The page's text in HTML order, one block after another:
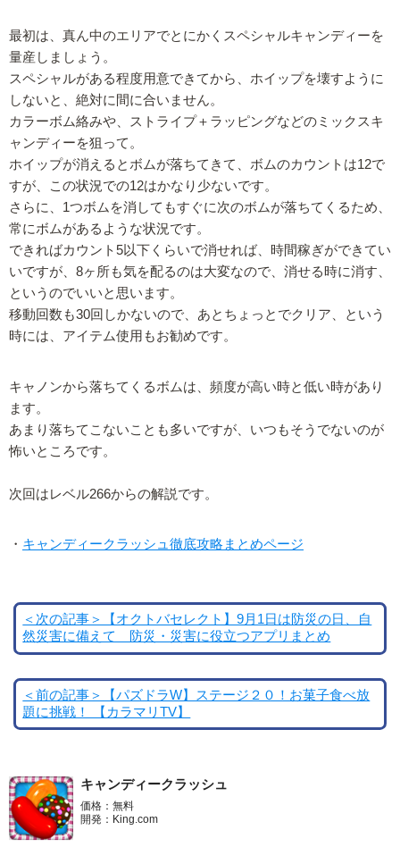
最初は、真ん中のエリアでとにかくスペシャルキャンディーを
量産しましょう。
スペシャルがある程度用意できてから、ホイップを壊すように
しないと、絶対に間に合いません。
カラーボム絡みや、ストライプ＋ラッピングなどのミックスキ
ャンディーを狙って。
ホイップが消えるとボムが落ちてきて、ボムのカウントは12で
すが、この状況での12はかなり少ないです。
さらに、1つボムを消してもすぐに次のボムが落ちてくるため、
常にボムがあるような状況です。
できればカウント5以下くらいで消せれば、時間稼ぎができてい
いですが、8ヶ所も気を配るのは大変なので、消せる時に消す、
というのでいいと思います。
移動回数も30回しかないので、あとちょっとでクリア、という
時には、アイテム使用もお勧めです。
キャノンから落ちてくるボムは、頻度が高い時と低い時があり
ます。
あまり落ちてこないことも多いですが、いつもそうでないのが
怖いところです。
次回はレベル266からの解説です。
・ キャンディークラッシュ徹底攻略まとめページ
＜次の記事＞【オクトバセレクト】9月1日は防災の日、自
然災害に備えて 防災・災害に役立つアプリまとめ
＜前の記事＞【パズドラW】ステージ２０！お菓子食べ放
題に挑戦！ 【カラマリTV】
キャンディークラッシュ
価格：無料
開発：King.com